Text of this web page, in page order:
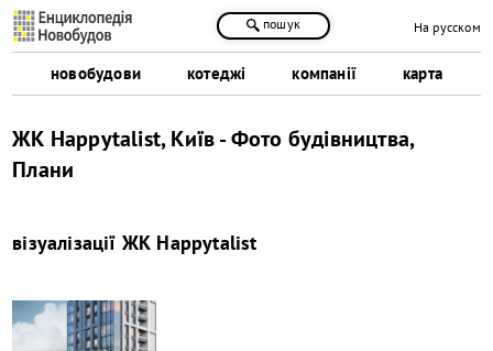
новобудови котеджі компанії карта
пошук На русском
ЖК Happytalist, Київ - Фото будівництва,
Плани
візуалізації ЖК Happytalist